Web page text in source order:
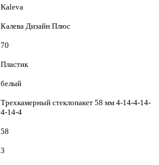
Kaleva
Калева Дизайн Плюс
70
Пластик
белый
Трехкамерный стеклопакет 58 мм 4-14-4-14-
4-14-4
58
3